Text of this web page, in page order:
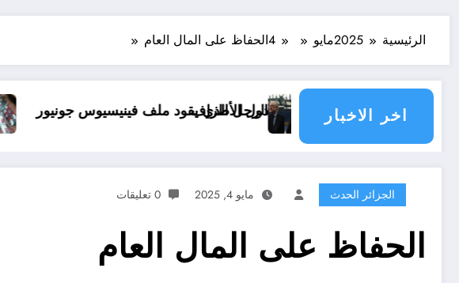
الرئيسية 2025مايو 4الحفاظ على المال العام
اخر الاخبار
الدول الأطراف
الرجل الذي يقود ملف فينيسيوس جونيور قانون المؤثرات العقلية في الجزائر
الجزائر الحدث مايو 4, 2025 0 تعليقات
الحفاظ على المال العام